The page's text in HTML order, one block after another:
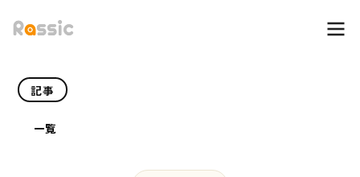
記事
一覧